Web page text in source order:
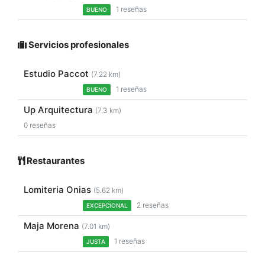
BUENO 1 reseñas
Servicios profesionales
Estudio Paccot (7.22 km)
BUENO 1 reseñas
Up Arquitectura (7.3 km)
0 reseñas
Restaurantes
Lomiteria Onias (5.62 km)
EXCEPCIONAL 2 reseñas
Maja Morena (7.01 km)
JUSTA 1 reseñas